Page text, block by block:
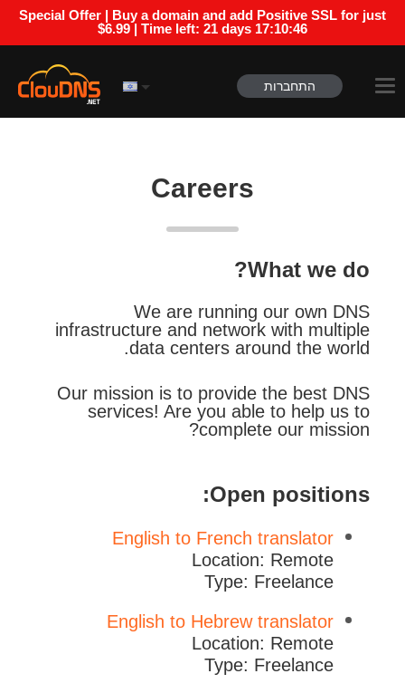
Special Offer | Buy a domain and add Positive SSL for just
$6.99 | Time left: 21 days 17:10:46
התחברות
Careers
What we do?
We are running our own DNS
infrastructure and network with multiple
data centers around the world.
Our mission is to provide the best DNS
services! Are you able to help us to
complete our mission?
Open positions:
English to French translator
Location: Remote
Type: Freelance
English to Hebrew translator
Location: Remote
Type: Freelance